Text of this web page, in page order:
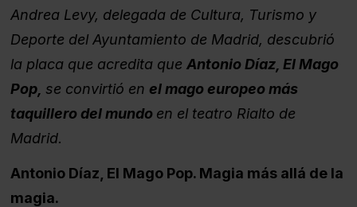
Andrea Levy, delegada de Cultura, Turismo y
Deporte del Ayuntamiento de Madrid, descubrió
la placa que acredita que Antonio Díaz, El Mago
Pop, se convirtió en el mago europeo más
taquillero del mundo en el teatro Rialto de
Madrid.
Antonio Díaz, El Mago Pop. Magia más allá de la
magia.